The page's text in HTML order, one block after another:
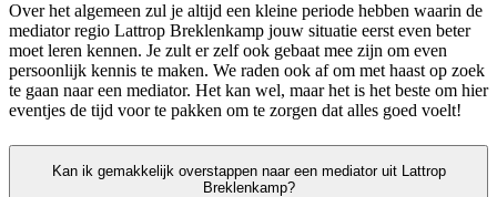
Over het algemeen zul je altijd een kleine periode hebben waarin de
mediator regio Lattrop Breklenkamp jouw situatie eerst even beter
moet leren kennen. Je zult er zelf ook gebaat mee zijn om even
persoonlijk kennis te maken. We raden ook af om met haast op zoek
te gaan naar een mediator. Het kan wel, maar het is het beste om hier
eventjes de tijd voor te pakken om te zorgen dat alles goed voelt!
Kan ik gemakkelijk overstappen naar een mediator uit Lattrop
Breklenkamp?